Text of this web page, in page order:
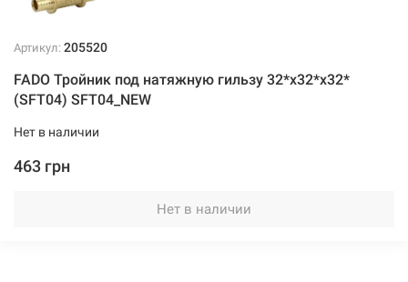
Артикул: 205520
FADO Тройник под натяжную гильзу 32*х32*х32*
(SFT04) SFT04_NEW
Нет в наличии
463 грн
Нет в наличии